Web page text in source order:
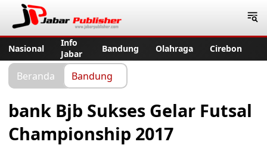
Nasional
Info
Jabar
Bandung Olahraga Cirebon
Beranda Bandung
bank Bjb Sukses Gelar Futsal
Championship 2017